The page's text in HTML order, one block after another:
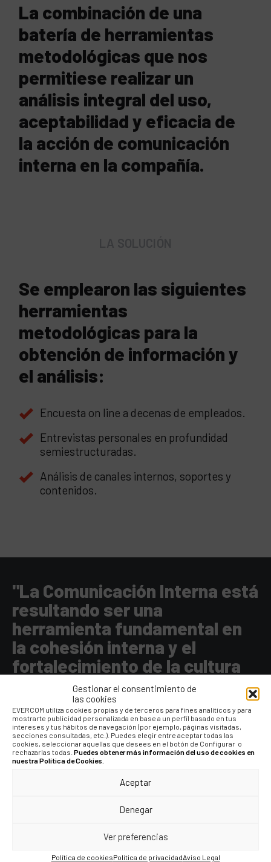
Gestionar el consentimiento de
las cookies
EVERCOM utiliza cookies propias y de terceros para fines analíticos y para
mostrarte publicidad personalizada en base a un perfil basado en tus
intereses y tus hábitos de navegación (por ejemplo, páginas visitadas,
secciones consultadas, etc.). Puedes elegir entre aceptar todas las
cookies, seleccionar aquellas que desees en el botón de Configurar o
rechazarlas todas. Puedes obtener más información del uso de cookies en
nuestra Política de Cookies.
Aceptar
Denegar
Ver preferencias
Política de cookiesPolítica de privacidadAviso Legal
La combinación de una
batería de herramientas
metodológicas que nos
permitiese realizar un
análisis integral del uso,
aceptabilidad y eficacia de
la acción de comunicación
interna en la compañía.
Se emplearon las siguientes
herramientas
metodológicas para la
obtención de información y
el análisis:
Encuesta on line a decenas de empleados.
Entrevistas personales en profundidad
semiestructuradas.
Análisis de canales internos, soportes y
contenidos.
"La Comunicación Interna está
resultando ser una
herramienta fundamental en
la cohesión interna y el
fortalecimiento de la cultura
corporativa."
COMPÁRTELO